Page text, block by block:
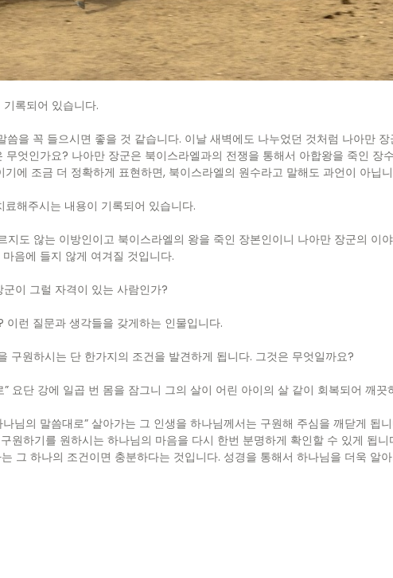
록되어 있습니다.
을 꼭 들으시면 좋을 것 같습니다. 이날 새벽에도 나누었던 것처럼 나아만
엇인가요? 나아만 장군은 북이스라엘과의 전쟁을 통해서 아합왕을 죽인 장
에 조금 더 정확하게 표현하면, 북이스라엘의 원수라고 말해도 과언이 아닙
해주시는 내용이 기록되어 있습니다.
도 않는 이방인이고 북이스라엘의 왕을 죽인 장본인이니 나아만 장군의 이
음에 들지 않게 여겨질 것입니다.
이 그럴 자격이 있는 사람인가?
런 질문과 생각들을 갖게하는 인물입니다.
구원하시는 단 한가지의 조건을 발견하게 됩니다. 그것은 무엇일까요?
요단 강에 일곱 번 몸을 잠그니 그의 살이 어린 아이의 살 같이 회복되어 깨끗
님의 말씀대로” 살아가는 그 인생을 하나님께서는 구원해 주심을 깨닫게 됩
원하기를 원하시는 하나님의 마음을 다시 한번 분명하게 확인할 수 있게 됩
그 하나의 조건이면 충분하다는 것입니다. 성경을 통해서 하나님을 더욱 알